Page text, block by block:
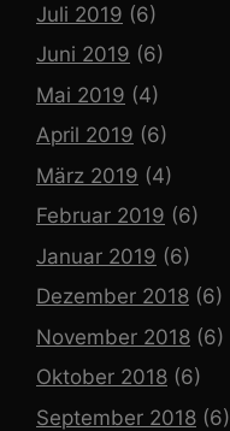
Juli 2019 (6)
Juni 2019 (6)
Mai 2019 (4)
April 2019 (6)
März 2019 (4)
Februar 2019 (6)
Januar 2019 (6)
Dezember 2018 (6)
November 2018 (6)
Oktober 2018 (6)
September 2018 (6)